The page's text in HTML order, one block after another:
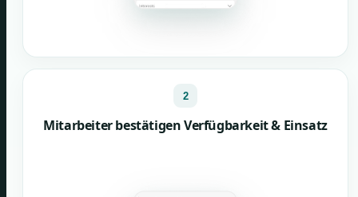
2
Mitarbeiter bestätigen Verfügbarkeit & Einsatz